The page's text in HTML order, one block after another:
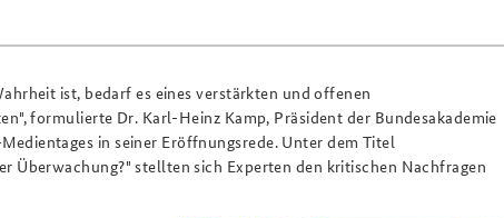
ist, bedarf es eines verstärkten und offenen
formulierte Dr. Karl-Heinz Kamp, Präsident der Bundesakademie
in seiner Eröffnungsrede. Unter dem Titel
stellten sich Experten den kritischen Nachfragen